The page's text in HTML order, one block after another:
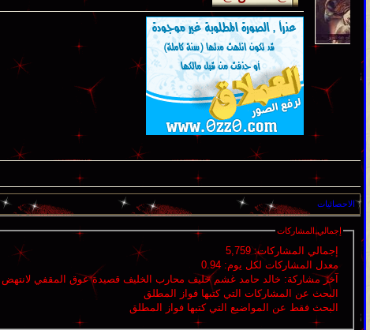
الاحصائيات
إجمالي المشاركات
إجمالي المشاركات:5,759
معدل المشاركات لكل يوم:
آخر مشاركة: خالد حامد غشم خليف محارب الخليف قصيدة عوق المقفي لانتهض ورتفع نار
البحث عن المشاركات التي كتبها فواز المطلق
البحث فقط عن المواضيع التي كتبها فواز المطلق